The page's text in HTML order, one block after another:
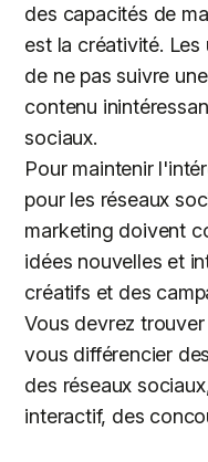
des capacités de
est la créativité.
de ne pas suivre
contenu
sociaux.
Pour maintenir
pour les réseaux
marketing doivent
idées nouvelles et
créatifs et des
Vous devrez
vous différencier
des réseaux
interactif, des